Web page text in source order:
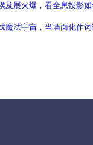
及展火爆，看全息投影
魔法宇宙，当墙面化作